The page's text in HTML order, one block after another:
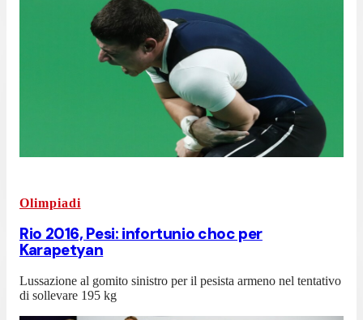
Olimpiadi
Rio 2016, Pesi: infortunio choc per
Karapetyan
Lussazione al gomito sinistro per il pesista armeno nel tentativo
di sollevare 195 kg